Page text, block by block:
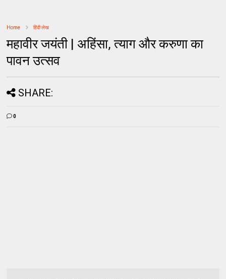
Home हिंदी लेख
महावीर जयंती | अहिंसा, त्याग और करुणा का
पावन उत्सव
SHARE:
0